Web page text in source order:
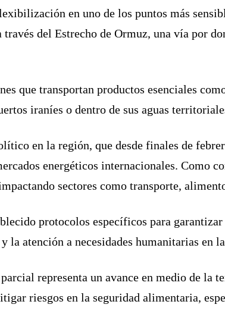
en uno de los puntos más
del Estrecho de Ormuz, una vía por
que transportan productos esenciales
iraníes o dentro de sus aguas
en la región, que desde finales de
energéticos internacionales. Como
sectores como transporte,
protocolos específicos para
la atención a necesidades humanitarias en
representa un avance en medio de la
riesgos en la seguridad alimentaria,